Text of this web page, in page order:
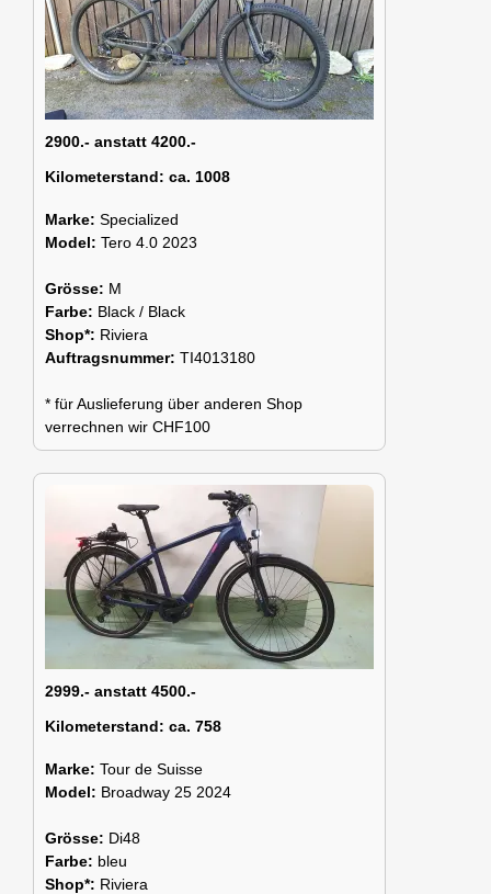
2900.- anstatt 4200.-
Kilometerstand: ca. 1008
Marke: Specialized
Model: Tero 4.0 2023
Grösse: M
Farbe: Black / Black
Shop*: Riviera
Auftragsnummer: TI4013180
* für Auslieferung über anderen Shop
verrechnen wir CHF100
2999.- anstatt 4500.-
Kilometerstand: ca. 758
Marke: Tour de Suisse
Model: Broadway 25 2024
Grösse: Di48
Farbe: bleu
Shop*: Riviera